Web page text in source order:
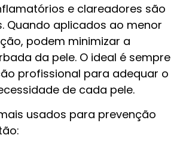
e clareadores são
Quando aplicados ao menor
podem minimizar a
da pele. O ideal é sempre
profissional para adequar o
de cada pele.
usados para prevenção